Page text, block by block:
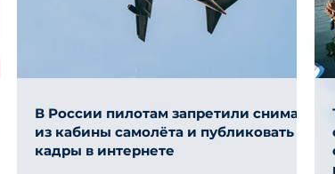
В России пилотам запретили снимать
из кабины самолёта и публиковать
кадры в интернете